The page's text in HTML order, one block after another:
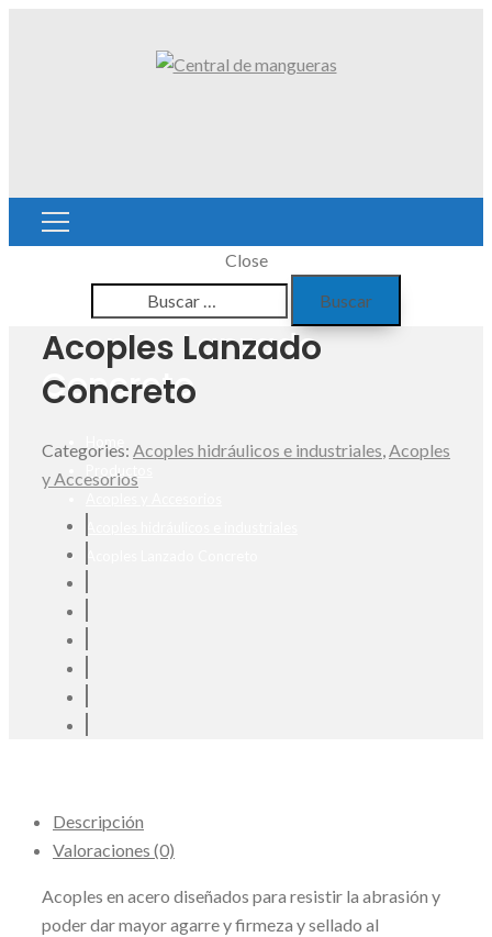
Close
Buscar:
Acoples Lanzado
Concreto
Home
Productos
Acoples Lanzado
Concreto
Categories: Acoples hidráulicos e industriales,Acoples
y Accesorios
Descripción
Valoraciones (0)
Acoples en acero diseñados para resistir la abrasión y
poder dar mayor agarre y firmeza y sellado al